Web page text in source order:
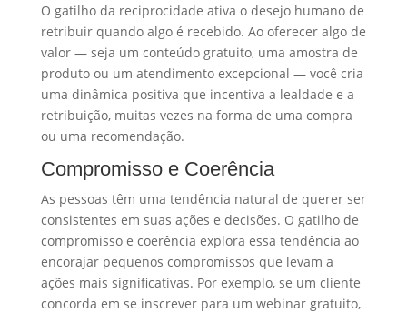
O gatilho da reciprocidade ativa o desejo humano de
retribuir quando algo é recebido. Ao oferecer algo de
valor — seja um conteúdo gratuito, uma amostra de
produto ou um atendimento excepcional — você cria
uma dinâmica positiva que incentiva a lealdade e a
retribuição, muitas vezes na forma de uma compra
ou uma recomendação.
Compromisso e Coerência
As pessoas têm uma tendência natural de querer ser
consistentes em suas ações e decisões. O gatilho de
compromisso e coerência explora essa tendência ao
encorajar pequenos compromissos que levam a
ações mais significativas. Por exemplo, se um cliente
concorda em se inscrever para um webinar gratuito,